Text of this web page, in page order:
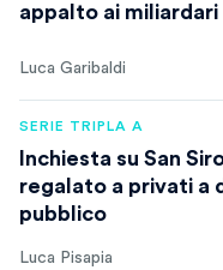
appalto ai
Luca Garibaldi
SERIE TRIPLA A
Inchiesta su San
regalato a privati a
pubblico
Luca Pisapia